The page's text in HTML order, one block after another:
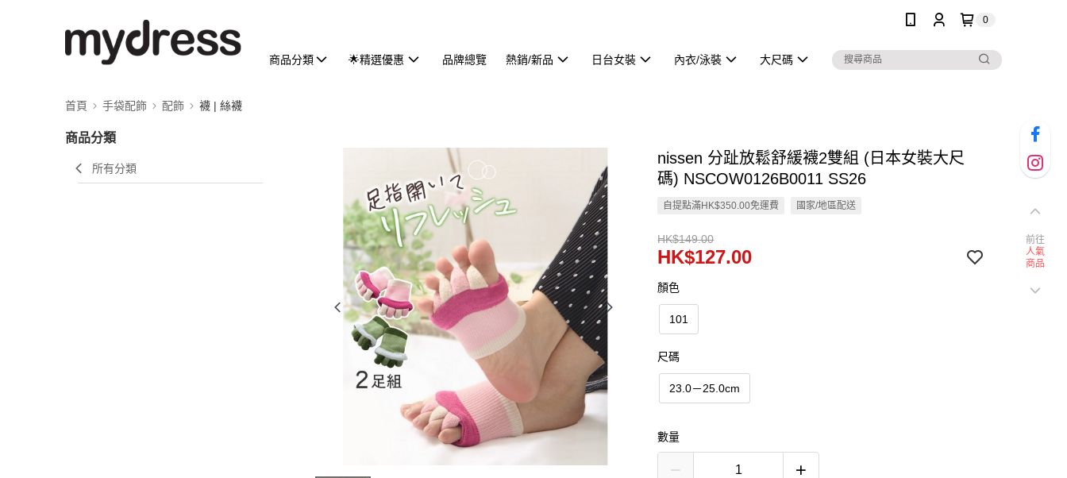
0
商品分類 🌟精選優惠 品牌總覽 熱銷/新品 日台女裝 內衣/泳裝 大尺碼
首頁 手袋配飾 配飾 襪 | 絲襪
商品分類
所有分類
nissen 分趾放鬆舒緩襪2雙組 (日本女裝大尺
碼) NSCOW0126B0011 SS26
自提點滿HK$350.00免運費 國家/地區配送
HK$149.00
HK$127.00
顏色
101
尺碼
23.0－25.0cm
數量
前往
人氣
商品